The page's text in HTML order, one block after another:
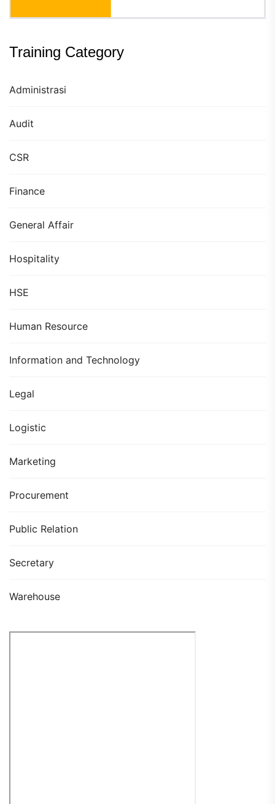
Training Category
Administrasi
Audit
CSR
Finance
General Affair
Hospitality
HSE
Human Resource
Information and Technology
Legal
Logistic
Marketing
Procurement
Public Relation
Secretary
Warehouse